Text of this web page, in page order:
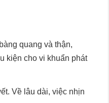
quang và thận,
kiện cho vi khuẩn phát
Về lâu dài, việc nhịn